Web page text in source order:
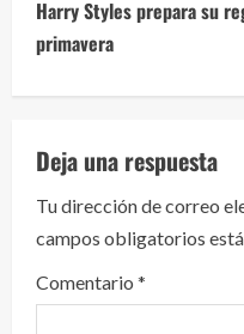
e
l
e
y
e
n
Harry Styles prepara su
primavera
Deja una respuesta
Tu dirección de correo
campos obligatorios
Comentario *